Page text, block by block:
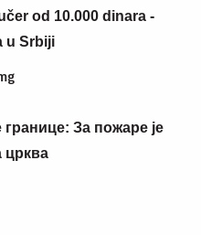
od 10.000 dinara -
u Srbiji
За пожаре је
црква